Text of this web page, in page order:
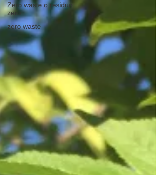
Zero waste o residuo
zero
zero waste